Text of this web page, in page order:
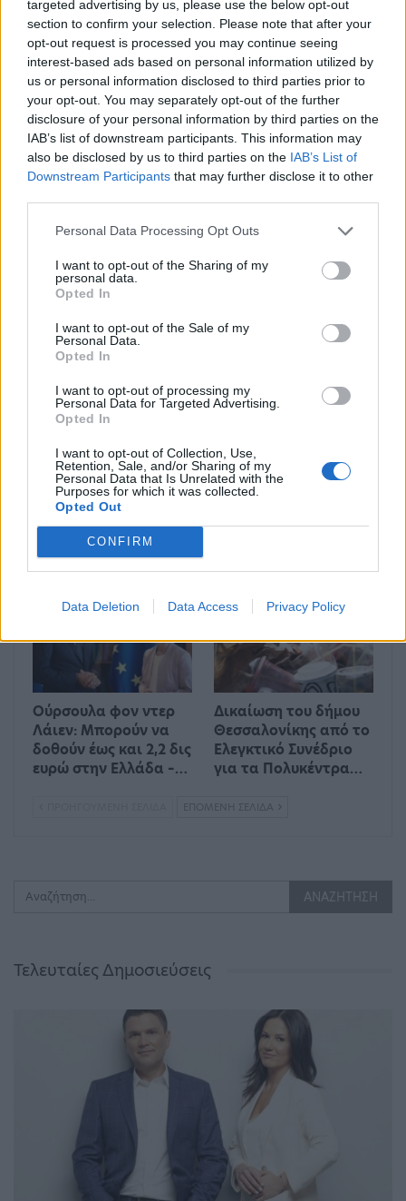
targeted advertising by us, please use the below opt-out
section to confirm your selection. Please note that after your
opt-out request is processed you may continue seeing
interest-based ads based on personal information utilized by
us or personal information disclosed to third parties prior to
your opt-out. You may separately opt-out of the further
disclosure of your personal information by third parties on the
IAB’s list of downstream participants. This information may
also be disclosed by us to third parties on the IAB’s List of
Downstream Participants that may further disclose it to other
Personal Data Processing Opt Outs
I want to opt-out of the Sharing of my
personal data.
Opted In
I want to opt-out of the Sale of my
Personal Data.
Opted In
I want to opt-out of processing my
Personal Data for Targeted Advertising.
Opted In
I want to opt-out of Collection, Use,
Retention, Sale, and/or Sharing of my
Personal Data that Is Unrelated with the
Purposes for which it was collected.
Opted Out
CONFIRM
Data Deletion Data Access Privacy Policy
Δευτέρα των σχολείων μας . Σας ευχαριστούμε .
Πηγη: in.gr
Αγία Παρασκευή Κακοκαιρία
ΠΡΟΗΓΟΎΜΕΝΟ ΆΡΘΡΟ
Κορωνοϊός: Νεκρός
39χρονος που πέθανε
από τον ιό – Δεν το έχουν
πει στη μητέρα του
ΕΠΌΜΕΝΟ ΆΡΘΡΟ
Γώγος: Εκτόνωση του
κύματος της πανδημίας
έως την Άνοιξη
Μπορεί επίσης να σε ενδιαφέρει
ΕΛΛΆΔΑ
Στο 11,2% μειώθηκε η
ανεργία το β’ τρίμηνο
εφέτος
ΕΛΛΆΔΑ
Ούρσουλα φον ντερ
Λάιεν: Μπορούν να
δοθούν έως και 2,2 δις
ευρώ στην Ελλάδα –…
Δικαίωση του δήμου
Θεσσαλονίκης από το
Ελεγκτικό Συνέδριο
για τα Πολυκέντρα…
ΕΠΌΜΕΝΗ ΣΕΛΊΔΑ
Τελευταίες Δημοσιεύσεις